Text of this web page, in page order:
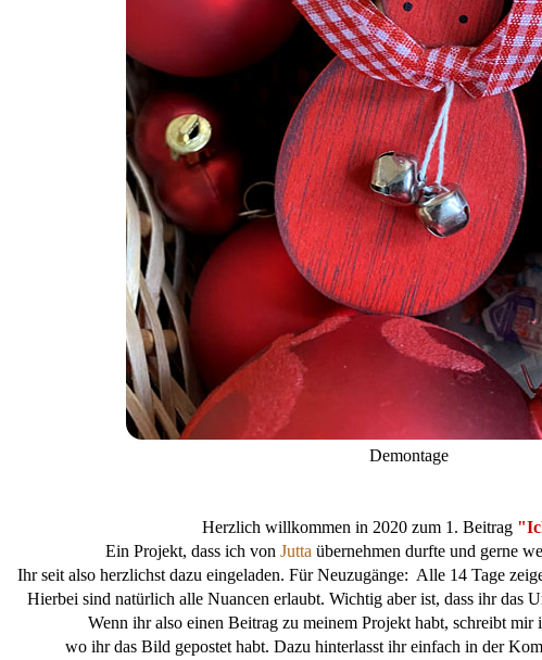
Demontage
Herzlich willkommen in 2020 zum 1. Beitrag
Ein Projekt, dass ich von Jutta übernehmen durfte und gerne
Ihr seit also herzlichst dazu eingeladen. Für Neuzugänge: Alle 14 Tage
Hierbei sind natürlich alle Nuancen erlaubt. Wichtig aber ist, dass ihr das
Wenn ihr also einen Beitrag zu meinem Projekt habt, schreibt
wo ihr das Bild gepostet habt. Dazu hinterlasst ihr einfach in der